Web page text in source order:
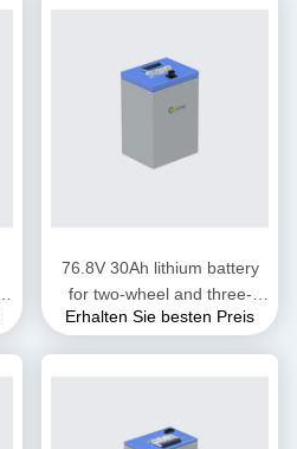
76.8V 30Ah lithium battery
for two-wheel and three-
wheel electric motorcycles
Erhalten Sie besten Preis